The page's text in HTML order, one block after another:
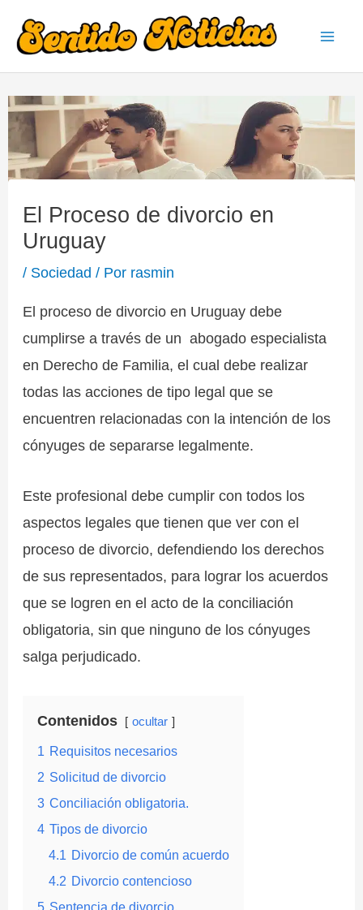
El Proceso de divorcio en
Uruguay
/ Sociedad / Por rasmin
El proceso de divorcio en Uruguay debe
cumplirse a través de un abogado especialista
en Derecho de Familia, el cual debe realizar
todas las acciones de tipo legal que se
encuentren relacionadas con la intención de los
cónyuges de separarse legalmente.
Este profesional debe cumplir con todos los
aspectos legales que tienen que ver con el
proceso de divorcio, defendiendo los derechos
de sus representados, para lograr los acuerdos
que se logren en el acto de la conciliación
obligatoria, sin que ninguno de los cónyuges
salga perjudicado.
Contenidos ocultar
1 Requisitos necesarios
2 Solicitud de divorcio
3 Conciliación obligatoria.
4 Tipos de divorcio
4.1 Divorcio de común acuerdo
4.2 Divorcio contencioso
5 Sentencia de divorcio.